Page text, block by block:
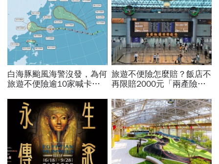
白海豚颱風海警沒發，為何
旅遊不便險逾10家喊卡不
東京…暫停受理產險一次看
旅遊不便險怎麼賠？飯店不
再限賠2000元「兩產險」
麼報？達人教戰旅平險理賠